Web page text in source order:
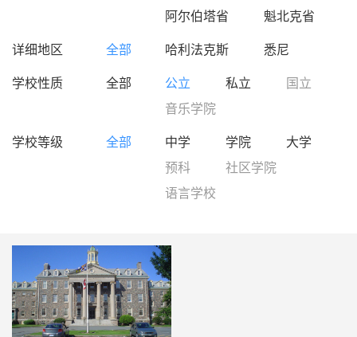
阿尔伯塔省
魁北克省
详细地区
全部 哈利法克斯
悉尼
学校性质
全部 公立 私立
国立
音乐学院
学校等级
全部 中学 学院
大学
预科
社区学院
语言学校